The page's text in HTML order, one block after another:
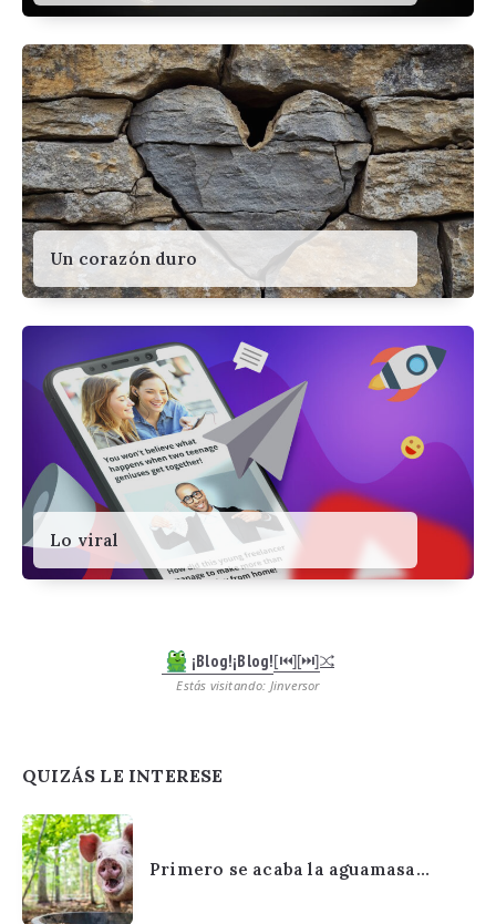
Un corazón duro
Lo viral
¡Blog!¡Blog![⏮︎][⏭︎]
Estás visitando: Jinversor
QUIZÁS LE INTERESE
Primero se acaba la aguamasa…